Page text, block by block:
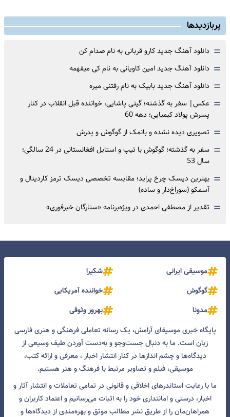
پربازدیدها
= دانلود آهنگ جدید کارو قربانی به نام صدام کن
= دانلود آهنگ جدید امین کاویانی به نام کی میفهمه
= دانلود آهنگ جدید بابیک به نام رفتنی میره
= عکس| سفر به گذشته؛ گیتی پاشایی، خواننده قبل انقلاب در کنار
پسرش پولاد کیمیایی؛ دهه 60
= تصویری دیده نشده و بانمک از گوگوش و پدرش
=
سفر به گذشته؛ گوگوش با تیپ و استایل افغانستانی در 24 سالگی؛
سال 53
= بهترین دیسک چرخ پراید؛ مقایسه تخصصی دیسک ترمز کاردینال و
آسمکو (سوراخ‌دار و ساده)
= تقدیر از مصطفی احمدی در ویژه‌برنامه «ستارگان خبرفوری»
موسیقی ایرانی
شکیرا
گوگوش
خواننده آمریکایی
مدونا
بهروز وثوقی
پایگاه خبری موسیقای آرامش، یک رسانه تعاملی فرهنگی و هنری فارسی
زبان است. ما به دنبال جست‌و‌جو و به‌دست آوردن طیف وسیعی از
دیدگاه‌ها و چشم انداز‌ها در کنار انتشار اخبار ، معرفی و ارائه کتب،
موسیقی، فیلم و تصاویر مرتبط با فرهنگ و هنر هستیم.
ما با رعایت استاندرهای اخلاقی و قانونی در تمامی تعاملات و انتشار آثار و
اخبار، درستی و امانتداری خود را به اثبات می‌رسانیم و اعتماد کاربران و
همراهان‌مان را از طریق نشر مطالب موثق و بهره‌مندی از دیدگاه‌ها و